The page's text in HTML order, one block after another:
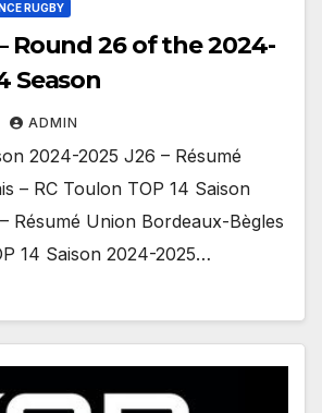
RUGBY
Round 26 of the 2024-
Season
ADMIN
2024-2025 J26 – Résumé
– RC Toulon TOP 14 Saison
Résumé Union Bordeaux-Bègles
14 Saison 2024-2025…